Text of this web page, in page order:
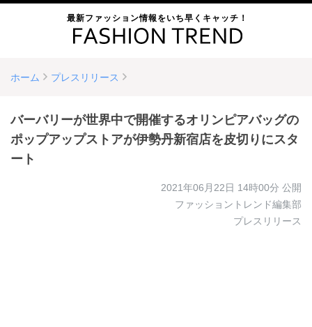
最新ファッション情報をいち早くキャッチ！
ホーム プレスリリース
バーバリーが世界中で開催するオリンピアバッグの
ポップアップストアが伊勢丹新宿店を皮切りにスタ
ート
2021年06月22日 14時00分 公開
ファッショントレンド編集部
プレスリリース